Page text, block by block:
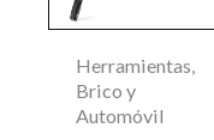
Herramientas,
Brico y
Automóvil
variantes.
opciones
se